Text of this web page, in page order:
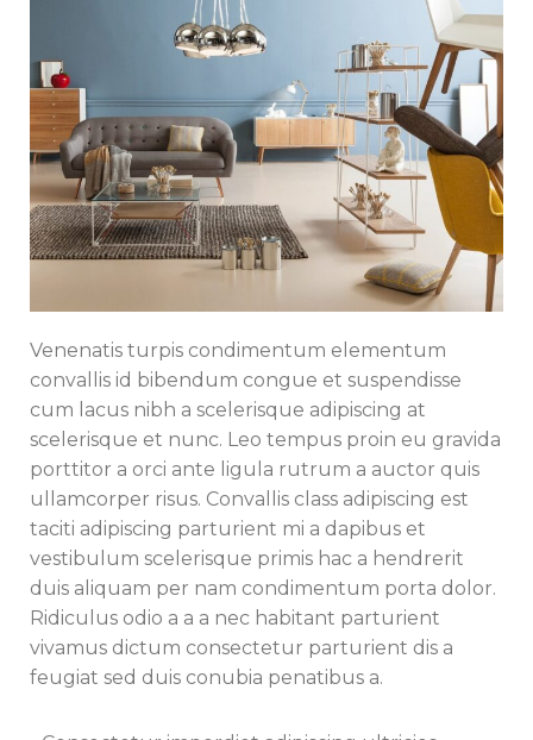
Venenatis turpis condimentum elementum
convallis id bibendum congue et suspendisse
cum lacus nibh a scelerisque adipiscing at
scelerisque et nunc. Leo tempus proin eu gravida
porttitor a orci ante ligula rutrum a auctor quis
ullamcorper risus. Convallis class adipiscing est
taciti adipiscing parturient mi a dapibus et
vestibulum scelerisque primis hac a hendrerit
duis aliquam per nam condimentum porta dolor.
Ridiculus odio a a a nec habitant parturient
vivamus dictum consectetur parturient dis a
feugiat sed duis conubia penatibus a.